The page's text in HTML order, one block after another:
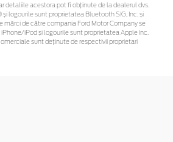
detaliile acestora pot fi obținute de la dealerul dvs.
logourile sunt proprietatea Bluetooth SIG, Inc. și
mărci de către compania Ford Motor Company se
iPod și logourile sunt proprietatea Apple Inc.
sunt deținute de respectivii proprietari